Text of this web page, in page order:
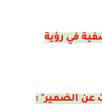
في رؤية
عن الضمير" :